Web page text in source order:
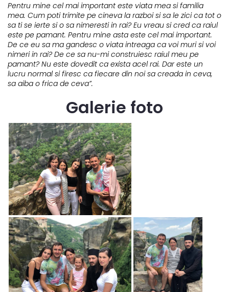
Pentru mine cel mai important este viata mea si familia
mea. Cum poti trimite pe cineva la razboi si sa le zici ca tot o
sa ti se ierte si o sa nimeresti in rai? Eu vreau si cred ca raiul
este pe pamant. Pentru mine asta este cel mai important.
De ce eu sa ma gandesc o viata intreaga ca voi muri si voi
nimeri in rai? De ce sa nu-mi construiesc raiul meu pe
pamant? Nu este dovedit ca exista acel rai. Dar este un
lucru normal si firesc ca fiecare din noi sa creada in ceva,
sa aiba o frica de ceva”.
Galerie foto